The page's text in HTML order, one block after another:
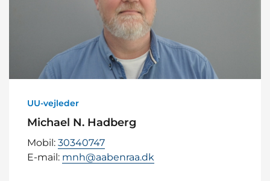
UU-vejleder
Michael N. Hadberg
Mobil: 30340747
E-mail: mnh@aabenraa.dk